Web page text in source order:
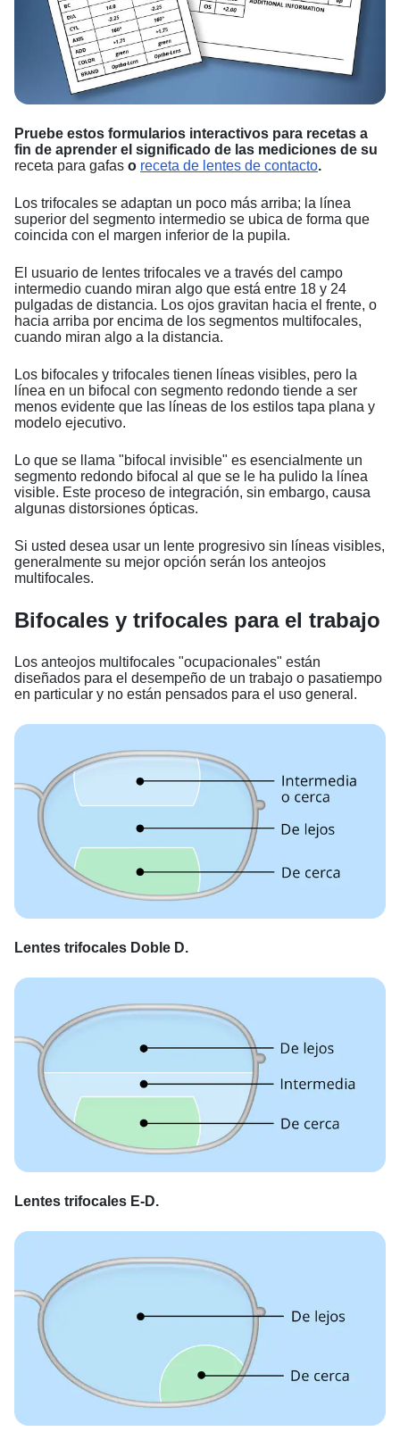
Pruebe estos formularios interactivos para recetas a
fin de aprender el significado de las mediciones de su
receta para gafas o receta de lentes de contacto.
Los trifocales se adaptan un poco más arriba; la línea
superior del segmento intermedio se ubica de forma que
coincida con el margen inferior de la pupila.
El usuario de lentes trifocales ve a través del campo
intermedio cuando miran algo que está entre 18 y 24
pulgadas de distancia. Los ojos gravitan hacia el frente, o
hacia arriba por encima de los segmentos multifocales,
cuando miran algo a la distancia.
Los bifocales y trifocales tienen líneas visibles, pero la
línea en un bifocal con segmento redondo tiende a ser
menos evidente que las líneas de los estilos tapa plana y
modelo ejecutivo.
Lo que se llama "bifocal invisible" es esencialmente un
segmento redondo bifocal al que se le ha pulido la línea
visible. Este proceso de integración, sin embargo, causa
algunas distorsiones ópticas.
Si usted desea usar un lente progresivo sin líneas visibles,
generalmente su mejor opción serán los anteojos
multifocales.
Bifocales y trifocales para el trabajo
Los anteojos multifocales "ocupacionales" están
diseñados para el desempeño de un trabajo o pasatiempo
en particular y no están pensados para el uso general.
Lentes trifocales Doble D.
Lentes trifocales E-D.